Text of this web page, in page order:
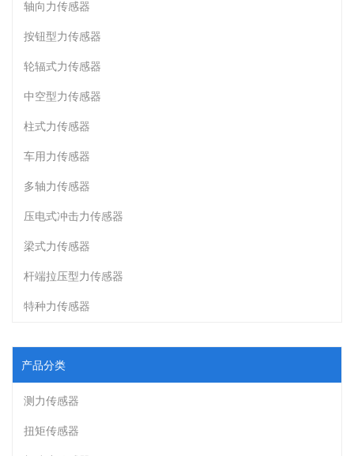
轴向力传感器
按钮型力传感器
轮辐式力传感器
中空型力传感器
柱式力传感器
车用力传感器
多轴力传感器
压电式冲击力传感器
梁式力传感器
杆端拉压型力传感器
特种力传感器
产品分类
测力传感器
扭矩传感器